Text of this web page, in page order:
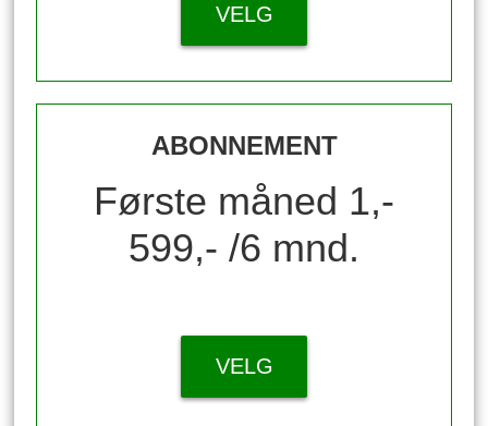
VELG
ABONNEMENT
Første måned 1,-
599,- /6 mnd.
VELG